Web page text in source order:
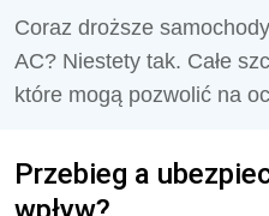
Coraz droższe
AC? Niestety tak. Całe
które mogą pozwolić na
Przebieg a